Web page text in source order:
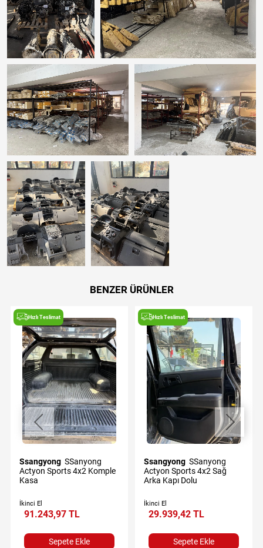
BENZER ÜRÜNLER
Hızlı Teslimat
Ssangyong
Actyon Sports 4x2 Komple
Kasa
İkinci El
91.243,97 TL
Sepete Ekle
Hızlı Teslimat
Ssangyong
Actyon Sports 4x2 Sağ
Arka Kapı Dolu
İkinci El
29.939,42 TL
Sepete Ekle